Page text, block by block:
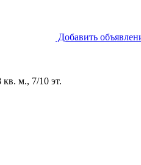
Добавить
м., 7/10 эт.